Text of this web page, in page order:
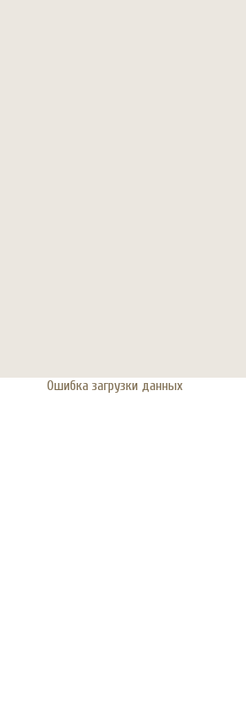
Ошибка загрузки данных